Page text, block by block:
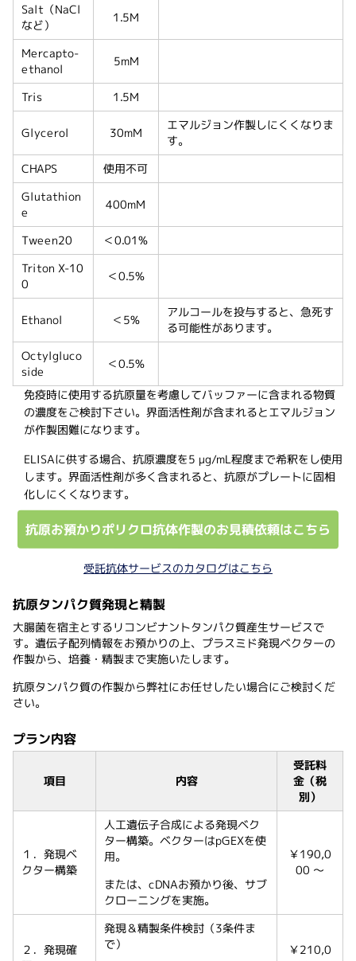
Salt（NaCl
など）
1.5M
Mercapto-
ethanol
5mM
Tris 1.5M
Glycerol 30mM
エマルジョン作製しにくくなりま
す。
CHAPS 使用不可
Glutathion
e
400mM
Tween20 ＜0.01%
Triton X-10
0
＜0.5%
Ethanol ＜5%
アルコールを投与すると、急死す
る可能性があります。
Octylgluco
side
＜0.5%
免疫時に使用する抗原量を考慮してバッファーに含まれる物質
の濃度をご検討下さい。界面活性剤が含まれるとエマルジョン
が作製困難になります。
ELISAに供する場合、抗原濃度を5 μg/mL程度まで希釈をし使用
します。界面活性剤が多く含まれると、抗原がプレートに固相
化しにくくなります。
抗原お預かりポリクロ抗体作製のお見積依頼はこちら
受託抗体サービスのカタログはこちら
抗原タンパク質発現と精製
大腸菌を宿主とするリコンビナントタンパク質産生サービスで
す。遺伝子配列情報をお預かりの上、プラスミド発現ベクターの
作製から、培養・精製まで実施いたします。
抗原タンパク質の作製から弊社にお任せしたい場合にご検討くだ
さい。
プラン内容
項目 内容
受託料
金（税
別）
１．発現ベ
クター構築
人工遺伝子合成による発現ベク
ター構築。ベクターはpGEXを使
用。
または、cDNAお預かり後、サブ
クローニングを実施。
￥190,0
00 ～
２．発現確
発現＆精製条件検討（3条件ま
で） ￥210,0